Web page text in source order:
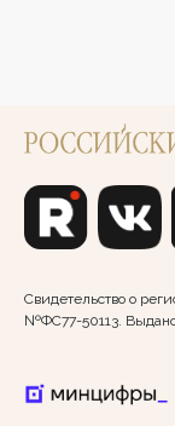
Свидетельство о
№ФС77-50113.